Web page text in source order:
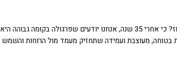
אז למה לבחור בעצי חזון כשמחפשים פרגולות לפנטהאוז? כי אחרי 35 שנה, אנחנו יודעים
בטוחה, מעוצבת ועמידה שתחזיק מעמד מול הרוחות